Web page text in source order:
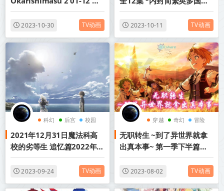
中 2022年7月新番
2023-10-30 TV动画
字幕* *完结打包* 2022年4
月新番
2023-10-11 TV动画
科幻 后宫 校园
2021年12月31日魔法科高
校的劣等生 追忆篇2022年1
月番网盘下载
2023-09-24 TV动画
穿越 奇幻 冒险
无职转生 ~到了异世界就拿
出真本事~ 第一季下半篇
（12-23集）丨2021年10月
番剧丨阿里云盘/百度网盘
2023-08-02 TV动画